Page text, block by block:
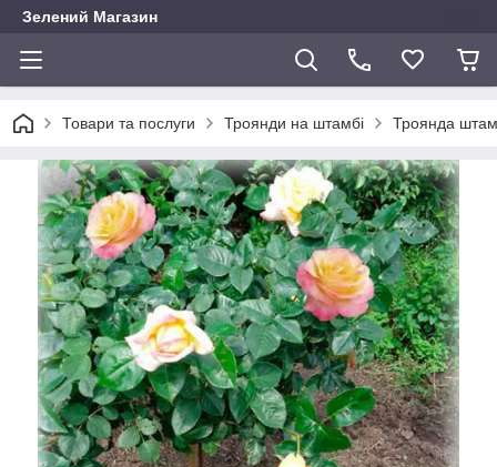
Зелений Магазин
Товари та послуги Троянди на штамбі Троянда